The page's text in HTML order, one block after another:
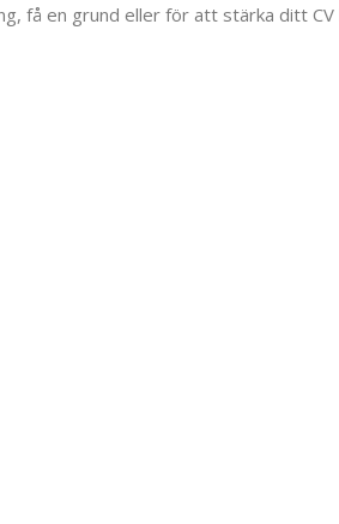
få en grund eller för att stärka ditt